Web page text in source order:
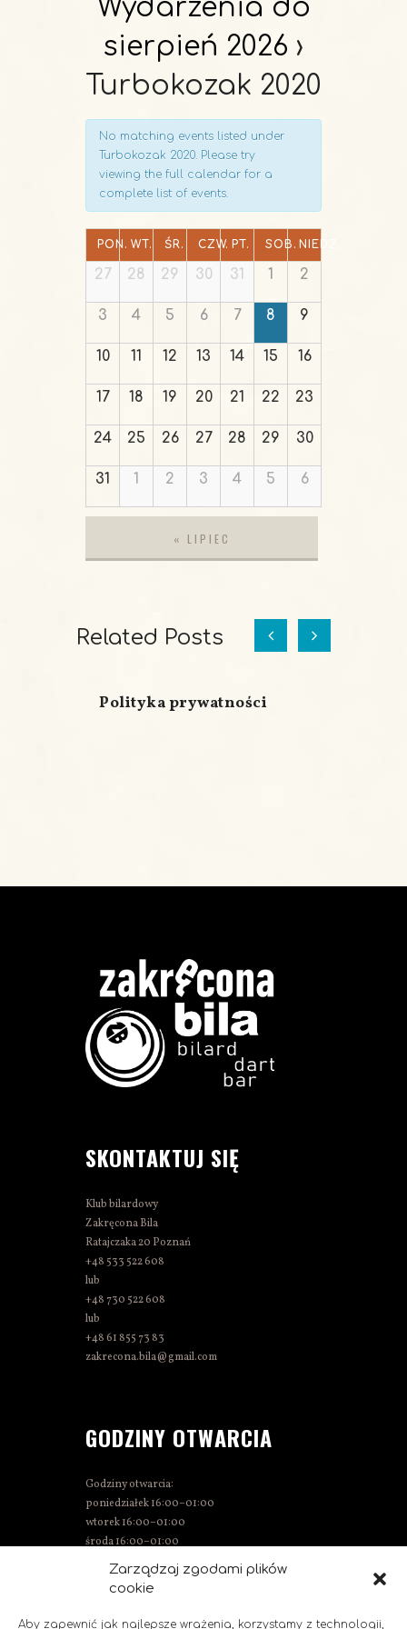
Zarządzaj zgodami plików
cookie
Aby zapewnić jak najlepsze wrażenia, korzystamy z technologii,
V
i
e
w
s
N
a
i
g
a
i
o
n
Wydarzenia do
sierpień 2026 ›
Turbokozak 2020
No matching events listed under
Turbokozak 2020. Please try
viewing the full calendar for a
complete list of events.
PON. WT. ŚR. CZW. PT. SOB. NIEDZ.
27 28 29 30 31 1 2
3 4 5 6 7 8 9
10 11 12 13 14 15 16
17 18 19 20 21 22 23
24 25 26 27 28 29 30
31 1 2 3 4 5 6
« LIPIEC
Related Posts
Polityka prywatności
SKONTAKTUJ SIĘ
Klub bilardowy
Zakręcona Bila
Ratajczaka 20 Poznań
+48 533 522 608
lub
+48 730 522 608
lub
+48 61 855 73 83
zakrecona.bila@gmail.com
GODZINY OTWARCIA
Godziny otwarcia:
poniedziałek 16:00–01:00
wtorek 16:00–01:00
środa 16:00–01:00
czwartek 15:00–01:00
piątek 15:00–02:00
niedziela 14:00–00:00